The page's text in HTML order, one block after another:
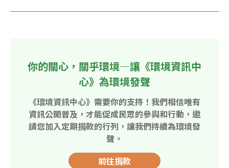
你的關心，關乎環境—讓《環境資訊中
心》為環境發聲
《環境資訊中心》需要你的支持！我們相信唯有
資訊公開普及，才能促成民眾的參與和行動，邀
請您加入定期捐款的行列，讓我們持續為環境發
聲。
前往捐款